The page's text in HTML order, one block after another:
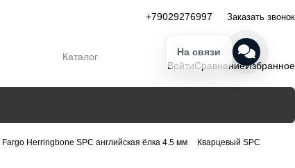
+79029276997 Заказать звонок
Каталог
ВойтиСравнениеИзбранное
Fargo Herringbone SPC английская ёлка 4.5 мм
Кварцевый SPC
На связи